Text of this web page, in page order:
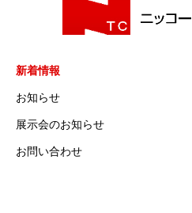
新着情報
お知らせ
展示会のお知らせ
お問い合わせ